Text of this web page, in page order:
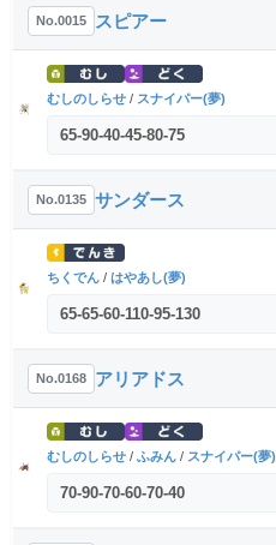
No.0015 スピアー
むしのしらせ / スナイパー(夢)
65-90-40-45-80-75
No.0135 サンダース
ちくでん / はやあし(夢)
65-65-60-110-95-130
No.0168 アリアドス
むしのしらせ / ふみん / スナイパー(夢)
70-90-70-60-70-40